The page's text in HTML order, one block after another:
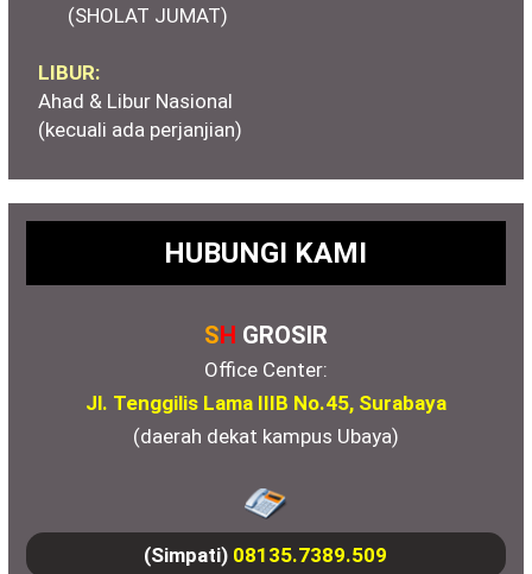
(SHOLAT JUMAT)
LIBUR:
Ahad & Libur Nasional
(kecuali ada perjanjian)
HUBUNGI KAMI
SH GROSIR
Office Center:
Jl. Tenggilis Lama IIIB No.45, Surabaya
(daerah dekat kampus Ubaya)
(Simpati) 08135.7389.509